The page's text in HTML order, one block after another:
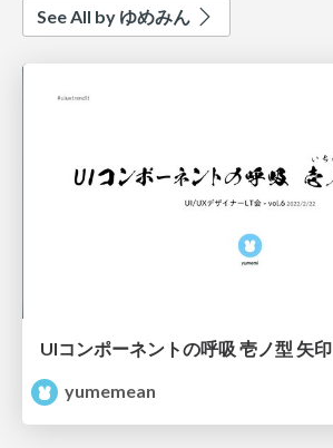
See All by ゆめみん
UIコンポーネントの呼吸 壱ノ型 矢印
yumemean